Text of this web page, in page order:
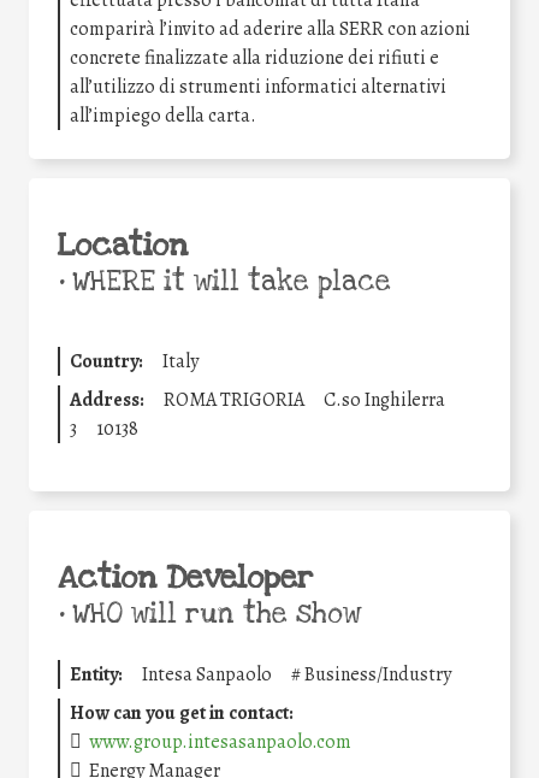
comparirà l’invito ad aderire alla SERR con azioni
concrete finalizzate alla riduzione dei rifiuti e
all’utilizzo di strumenti informatici alternativi
all’impiego della carta.
Location
•WHERE it will take place
Country:
Italy
Address:
ROMA TRIGORIA
C.so Inghilerra
3
10138
Action Developer
•WHO will run the show
Entity: Intesa Sanpaolo #Business/Industry
How can you get in contact:
www.group.intesasanpaolo.com
Energy Manager